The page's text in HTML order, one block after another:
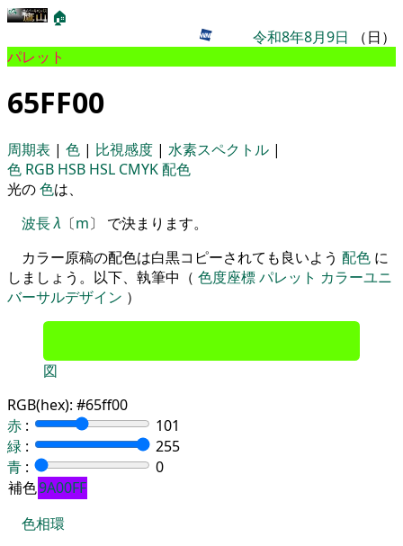
🏠
令和8年8月9日 （日）
パレット
65FF00
周期表 | 色 | 比視感度 | 水素スペクトル |
色 RGB HSB HSL CMYK配色
光の色は、
波長λ 〔m〕 で決まります。
カラー原稿の配色は白黒コピーされても良いよう 配色 に
しましょう。以下、執筆中（ 色度座標パレット カラーユニ
バーサルデザイン ）
図
RGB(hex): #65ff00
赤 :
101
緑 :
255
青 :
0
補色9A00FF
色相環